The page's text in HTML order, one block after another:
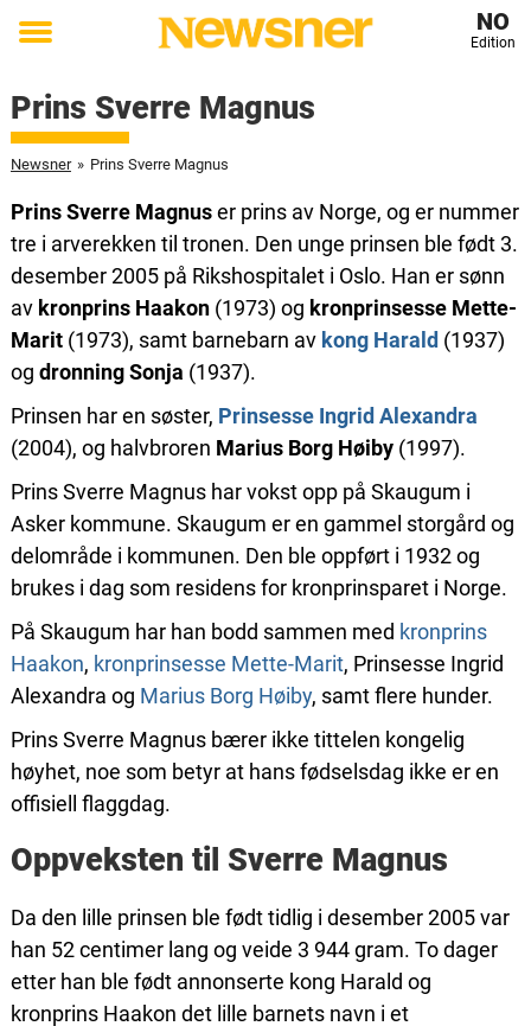
Toggle
NO
Edition
Prins Sverre Magnus
Newsner » Prins Sverre Magnus
Prins Sverre Magnuser prins av Norge, og er nummer
tre i arverekken til tronen. Den unge prinsen ble født 3.
desember 2005 på Rikshospitalet i Oslo. Han er sønn
av kronprins Haakon(1973) og kronprinsesse Mette-
Marit(1973), samt barnebarn av kong Harald (1937)
og dronning Sonja (1937).
Prinsen har en søster, Prinsesse Ingrid Alexandra
(2004), og halvbroren Marius Borg Høiby(1997).
Prins Sverre Magnus har vokst opp på Skaugum i
Asker kommune. Skaugum er en gammel storgård og
delområde i kommunen. Den ble oppført i 1932 og
brukes i dag som residens for kronprinsparet i Norge.
På Skaugum har han bodd sammen med kronprins
Haakon, kronprinsesse Mette-Marit, Prinsesse Ingrid
Alexandra og Marius Borg Høiby, samt flere hunder.
Prins Sverre Magnus bærer ikke tittelen kongelig
høyhet, noe som betyr at hans fødselsdag ikke er en
offisiell flaggdag.
Oppveksten til Sverre Magnus
Da den lille prinsen ble født tidlig i desember 2005 var
han 52 centimer lang og veide 3 944 gram. To dager
etter han ble født annonserte kong Harald og
kronprins Haakon det lille barnets navn i et